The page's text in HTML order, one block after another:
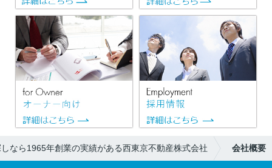
なら1965年創業の実績がある西東京不動産株式会社 会社概要